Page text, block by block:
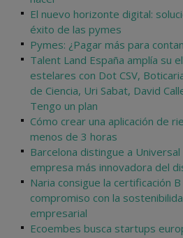
El nuevo horizonte digital:
éxito de las pymes
Pymes: ¿Pagar más para
Talent Land España amplía su
estelares con Dot CSV,
de Ciencia, Uri Sabat, David
Tengo un plan
Cómo crear una aplicación de
menos de 3 horas
Barcelona distingue a
empresa más innovadora del
Naria consigue la certificación
compromiso con la
empresarial
Ecoembes busca startups